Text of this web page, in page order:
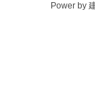
Power by